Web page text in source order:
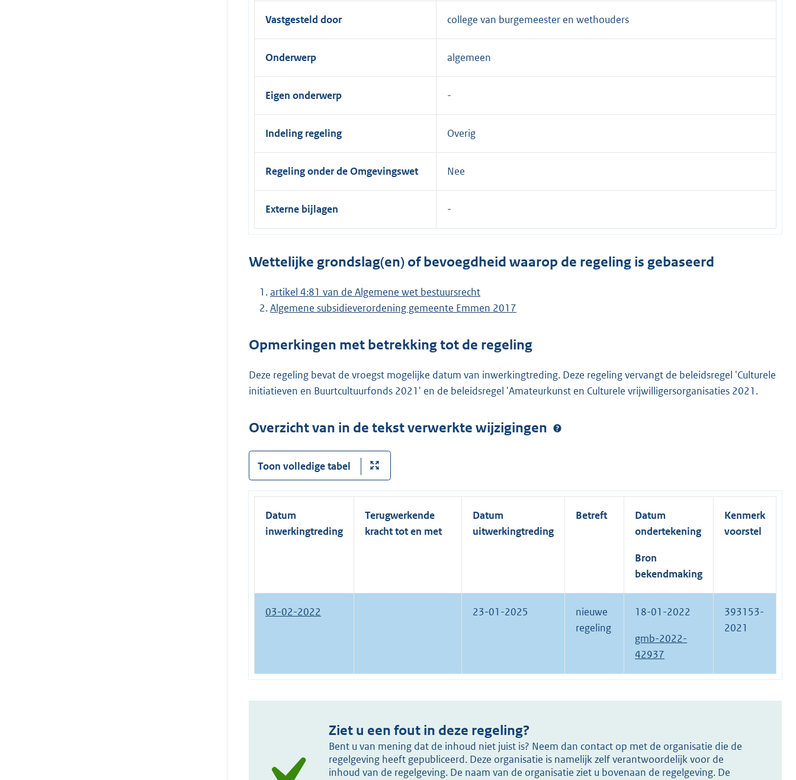
Vastgesteld door college van burgemeester en wethouders
Onderwerp algemeen
Eigen onderwerp
Indeling regeling Overig
Regeling onder de Omgevingswet Nee
Externe bijlagen
Wettelijke grondslag(en) of bevoegdheid waarop de regeling is gebaseerd
artikel 4:81 van de Algemene wet bestuursrecht
Algemene subsidieverordening gemeente Emmen 2017
Opmerkingen met betrekking tot de regeling
Deze regeling bevat de vroegst mogelijke datum van inwerkingtreding. Deze regeling vervangt de beleidsregel 'Culturele
initiatieven en Buurtcultuurfonds 2021' en de beleidsregel 'Amateurkunst en Culturele vrijwilligersorganisaties 2021.
Overzicht van in de tekst verwerkte wijzigingen
Toon volledige tabel
Datum
inwerkingtreding
Terugwerkende
kracht tot en met
Datum
uitwerkingtreding
Betreft
Datum
ondertekening
Bron
bekendmaking
Kenmerk
voorstel
03-02-2022 23-01-2025
nieuwe
regeling
18-01-2022
gmb-2022-
42937
393153-
2021
Ziet u een fout in deze regeling?
Bent u van mening dat de inhoud niet juist is? Neem dan contact op met de organisatie die de
regelgeving heeft gepubliceerd. Deze organisatie is namelijk zelf verantwoordelijk voor de
inhoud van de regelgeving. De naam van de organisatie ziet u bovenaan de regelgeving. De